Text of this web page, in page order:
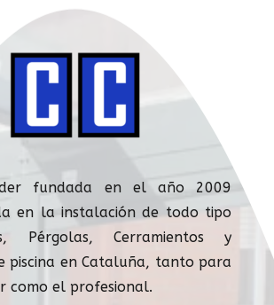
fundada en el año 2009
en la instalación de todo tipo
Pérgolas, Cerramientos y
piscina en Cataluña, tanto para
como el profesional.